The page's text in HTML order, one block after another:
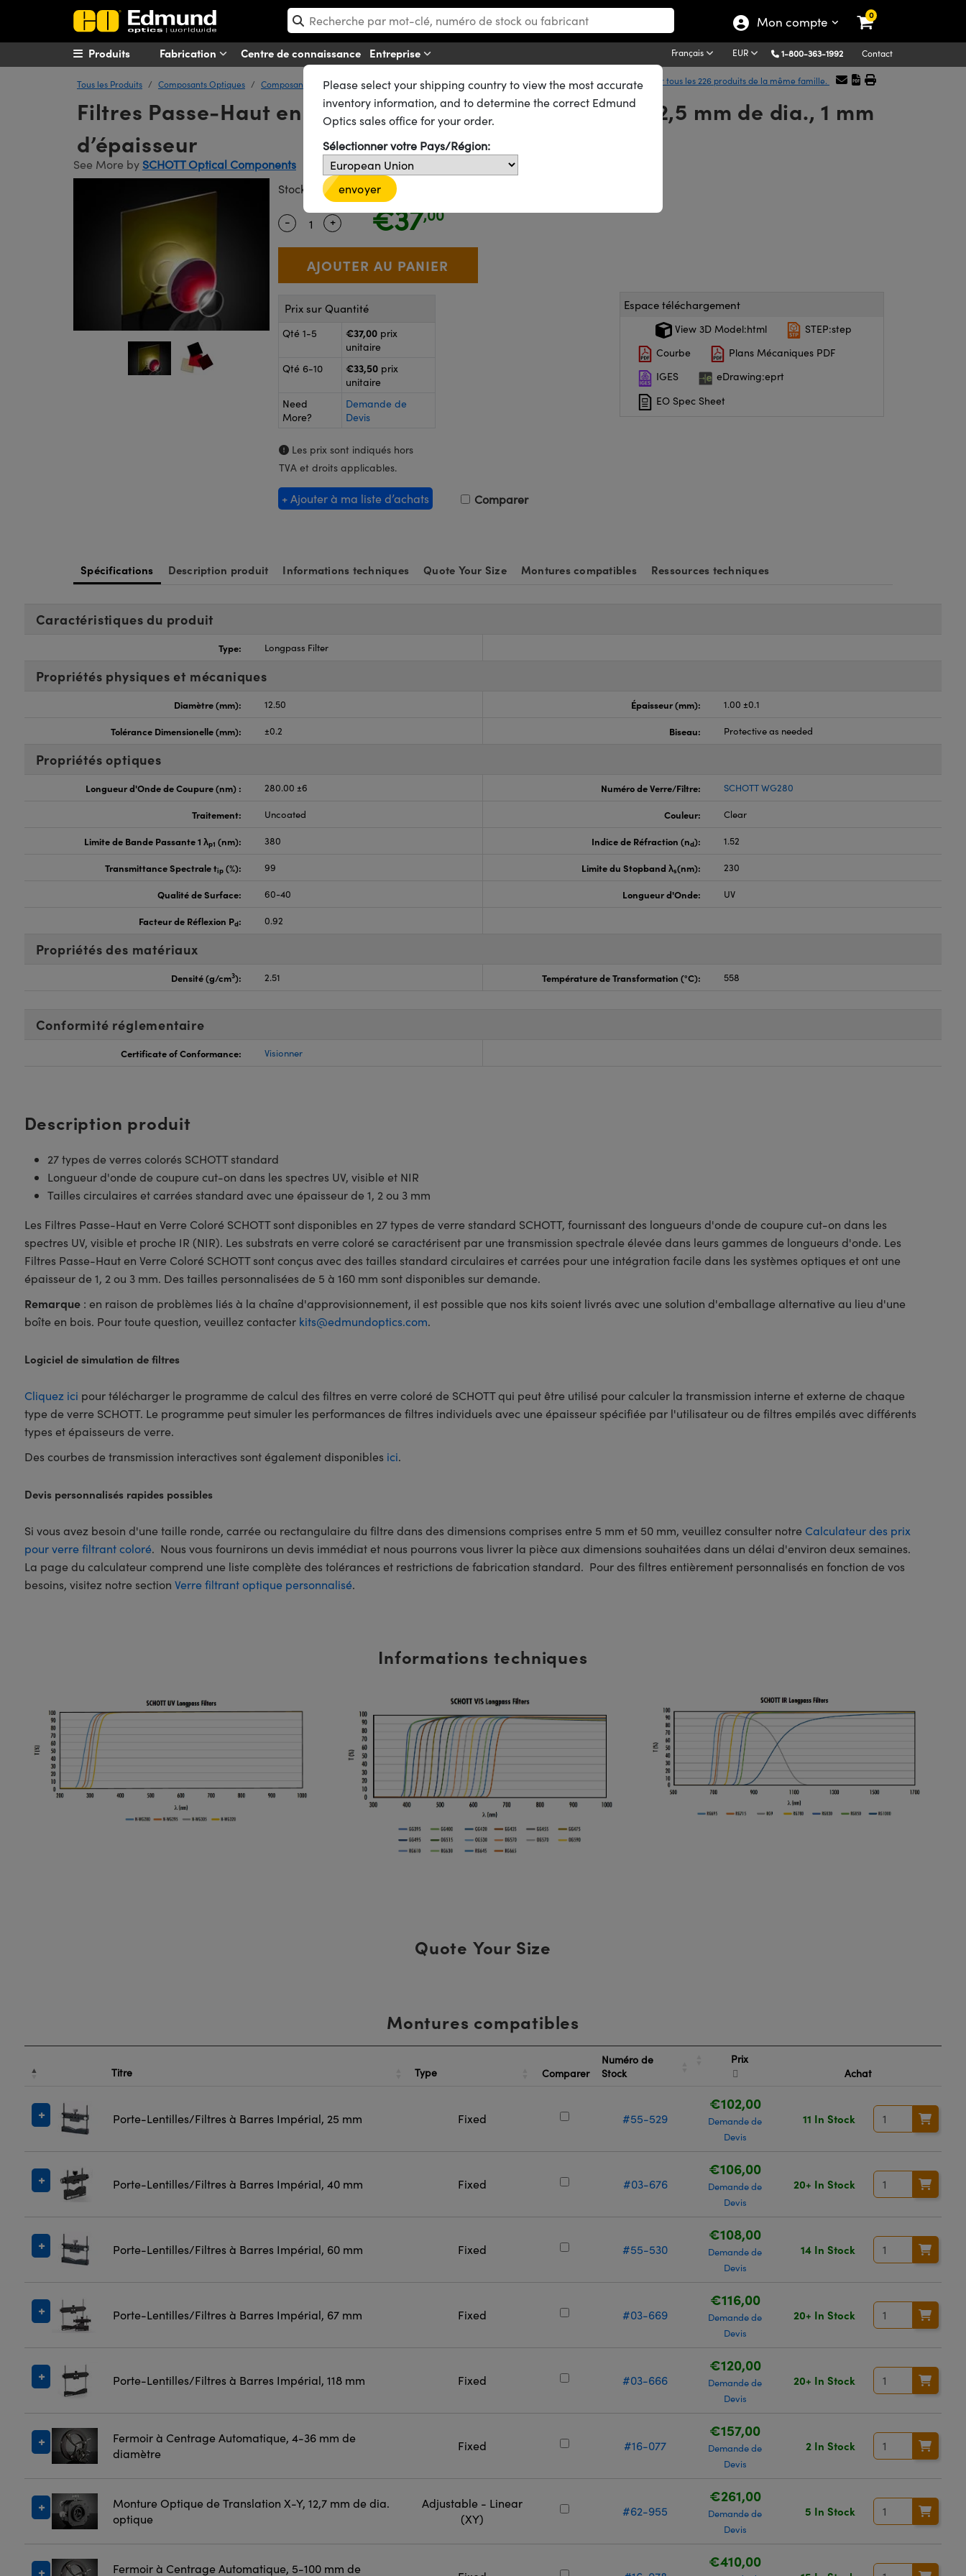
Mon compte 0
Fabrication Centre de connaissance Entreprise Français EUR 1-800-363-1992 Contact
Produits
Tous les Produits Composants Optiques Composants Optiques de SCHOTT Filtres Passe-Haut en Verre Coloré SCHOTT Afficher tous les 226 produits de la même famille.
Filtres Passe-Haut en Verre Coloré SCHOTT N-WG280, 12,5 mm de dia., 1 mm
d’épaisseur
See More by SCHOTT Optical Components
Stock
#16-403 6 In Stock
Quantity Selector
- Use the plus and minus buttons to adjust the quantity.
+ €37,00
Prix sur Quantité
Qté 1-5 €37,00 prix
unitaire
Qté 6-10
€33,50 prix
unitaire
Need
More?
Demande de
Devis
Les prix sont indiqués hors
TVA et droits applicables.
+ Ajouter à ma liste d’achats Comparer
Espace téléchargement
View 3D Model:html
STEP:step
Courbe
Plans Mécaniques PDF
IGES
eDrawing:eprt
EO Spec Sheet
Spécifications Description produit Informations techniques Quote Your Size Montures compatibles Ressources techniques
Caractéristiques du produit
Type: Longpass Filter
Propriétés physiques et mécaniques
Diamètre (mm): 12.50 Épaisseur (mm): 1.00 ±0.1
Tolérance Dimensionelle (mm): ±0.2 Biseau: Protective as needed
Propriétés optiques
Longueur d'Onde de Coupure (nm) : 280.00 ±6 Numéro de Verre/Filtre: SCHOTT WG280
Traitement: Uncoated Couleur: Clear
Limite de Bande Passante 1 λp1 (nm): 380 Indice de Réfraction (nd): 1.52
Transmittance Spectrale tip (%): 99 Limite du Stopband λs(nm): 230
Qualité de Surface: 60-40 Longueur d'Onde: UV
Facteur de Réflexion Pd: 0.92
Propriétés des matériaux
Densité (g/cm3): 2.51 Température de Transformation (°C): 558
Conformité réglementaire
Certificate of Conformance: Visionner
Description produit
27 types de verres colorés SCHOTT standard
Longueur d'onde de coupure cut-on dans les spectres UV, visible et NIR
Tailles circulaires et carrées standard avec une épaisseur de 1, 2 ou 3 mm
Les Filtres Passe-Haut en Verre Coloré SCHOTT sont disponibles en 27 types de verre standard SCHOTT, fournissant des longueurs d'onde de coupure cut-on dans les
spectres UV, visible et proche IR (NIR). Les substrats en verre coloré se caractérisent par une transmission spectrale élevée dans leurs gammes de longueurs d'onde. Les
Filtres Passe-Haut en Verre Coloré SCHOTT sont conçus avec des tailles standard circulaires et carrées pour une intégration facile dans les systèmes optiques et ont une
épaisseur de 1, 2 ou 3 mm. Des tailles personnalisées de 5 à 160 mm sont disponibles sur demande.
Remarque: en raison de problèmes liés à la chaîne d'approvisionnement, il est possible que nos kits soient livrés avec une solution d'emballage alternative au lieu d'une
boîte en bois. Pour toute question, veuillez contacter kits@edmundoptics.com.
Logiciel de simulation de filtres
Cliquez ici pour télécharger le programme de calcul des filtres en verre coloré de SCHOTT qui peut être utilisé pour calculer la transmission interne et externe de chaque
type de verre SCHOTT. Le programme peut simuler les performances de filtres individuels avec une épaisseur spécifiée par l'utilisateur ou de filtres empilés avec différents
types et épaisseurs de verre.
Des courbes de transmission interactives sont également disponibles ici.
Devis personnalisés rapides possibles
Si vous avez besoin d'une taille ronde, carrée ou rectangulaire du filtre dans des dimensions comprises entre 5 mm et 50 mm, veuillez consulter notre Calculateur des prix
pour verre filtrant coloré. Nous vous fournirons un devis immédiat et nous pourrons vous livrer la pièce aux dimensions souhaitées dans un délai d'environ deux semaines.
La page du calculateur comprend une liste complète des tolérances et restrictions de fabrication standard. Pour des filtres entièrement personnalisés en fonction de vos
besoins, visitez notre section Verre filtrant optique personnalisé.
Informations techniques
Quote Your Size
Montures compatibles
Titre Type Comparer
Numéro de
Stock
Prix
Achat
Porte-Lentilles/Filtres à Barres Impérial, 25 mm Fixed #55-529
€102,00
Demande de
Devis
11 In Stock
Porte-Lentilles/Filtres à Barres Impérial, 40 mm Fixed #03-676
€106,00
Demande de
Devis
20+ In Stock
Porte-Lentilles/Filtres à Barres Impérial, 60 mm Fixed #55-530
€108,00
Demande de
Devis
14 In Stock
Porte-Lentilles/Filtres à Barres Impérial, 67 mm Fixed #03-669
€116,00
Demande de
Devis
20+ In Stock
Porte-Lentilles/Filtres à Barres Impérial, 118 mm Fixed #03-666
€120,00
Demande de
Devis
20+ In Stock
Fermoir à Centrage Automatique, 4-36 mm de
diamètre
Fixed #16-077
€157,00
Demande de
Devis
2 In Stock
Monture Optique de Translation X-Y, 12,7 mm de dia.
optique
Adjustable - Linear
(XY)
#62-955
€261,00
Demande de
Devis
5 In Stock
Fermoir à Centrage Automatique, 5-100 mm de €410,00
Please select your shipping country to view the most accurate
inventory information, and to determine the correct Edmund
Optics sales office for your order.
Sélectionner votre Pays/Région:
envoyer